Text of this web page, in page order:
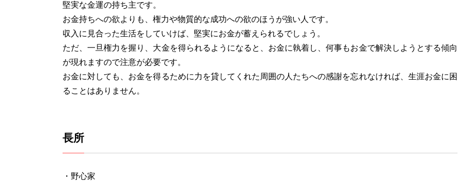
堅実な金運の持ち主です。
お金持ちへの欲よりも、権力や物質的な成功への欲のほうが強い人です。
収入に見合った生活をしていけば、堅実にお金が蓄えられるでしょう。
ただ、一旦権力を握り、大金を得られるようになると、お金に執着し、何事もお金で解決しようとする傾向
が現れますので注意が必要です。
お金に対しても、お金を得るために力を貸してくれた周囲の人たちへの感謝を忘れなければ、生涯お金に困
ることはありません。
長所
・野心家